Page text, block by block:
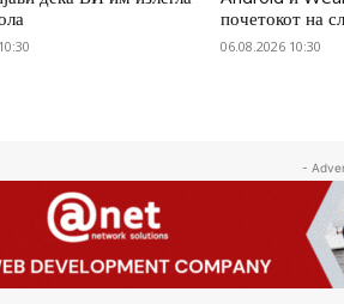
почетокот на
06.08.2026 10:30
-